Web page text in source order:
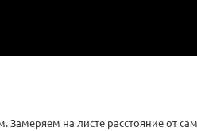
Замеряем на листе расстояние от